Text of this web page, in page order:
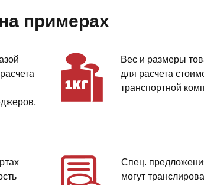
примерах
Вес и размеры
для расчета
транспортной
Спец.
могут